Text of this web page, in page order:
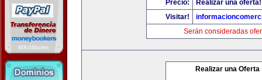
Precio:
Realizar una oferta!
Visitar!
Serán consideradas
Realizar una Oferta